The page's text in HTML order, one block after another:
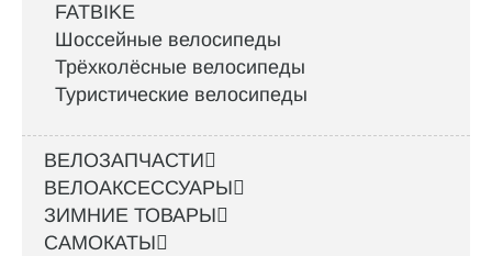
FATBIKE
Шоссейные велосипеды
Трёхколёсные велосипеды
Туристические велосипеды
ВЕЛОЗАПЧАСТИ
ВЕЛОАКСЕССУАРЫ
ЗИМНИЕ ТОВАРЫ
САМОКАТЫ